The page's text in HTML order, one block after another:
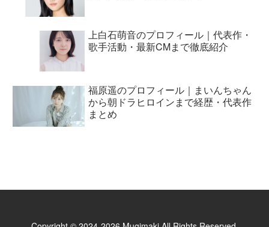
上白石萌音のプロフィール｜代表作・
歌手活動・最新CMまで徹底紹介
福原遥のプロフィール｜まいんちゃん
から朝ドラヒロインまで経歴・代表作
まとめ